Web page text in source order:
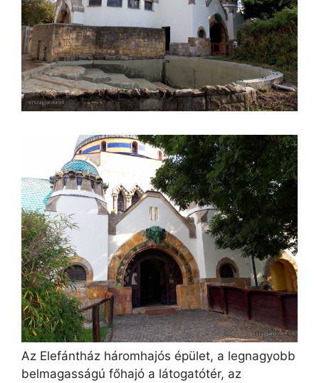
Az Elefántház háromhajós épület, a legnagyobb
belmagasságú főhajó a látogatótér, az